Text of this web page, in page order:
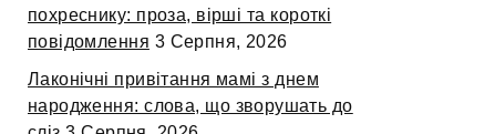
похреснику: проза, вірші та короткі
повідомлення 3 Серпня, 2026
Лаконічні привітання мамі з днем
народження: слова, що зворушать до